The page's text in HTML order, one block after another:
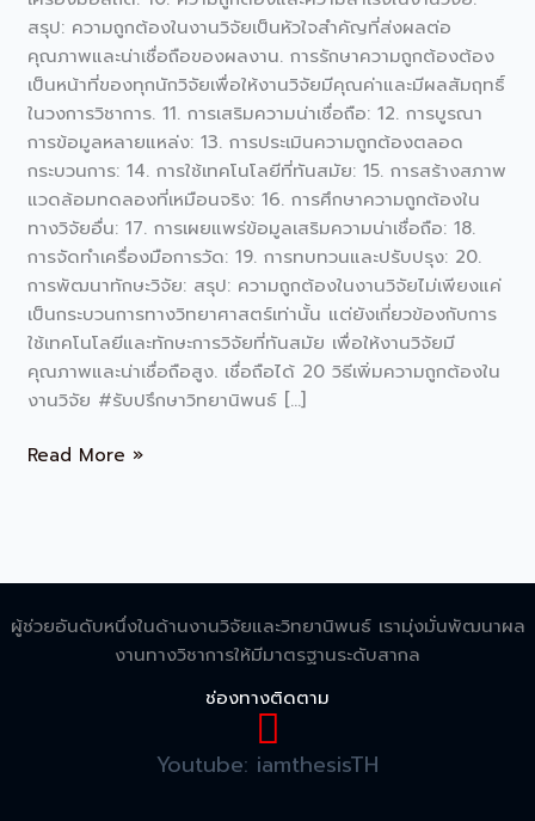
สรุป: ความถูกต้องในงานวิจัยเป็นหัวใจสำคัญที่ส่งผลต่อ
คุณภาพและน่าเชื่อถือของผลงาน. การรักษาความถูกต้องต้อง
เป็นหน้าที่ของทุกนักวิจัยเพื่อให้งานวิจัยมีคุณค่าและมีผลสัมฤทธิ์
ในวงการวิชาการ. 11. การเสริมความน่าเชื่อถือ: 12. การบูรณา
การข้อมูลหลายแหล่ง: 13. การประเมินความถูกต้องตลอด
กระบวนการ: 14. การใช้เทคโนโลยีที่ทันสมัย: 15. การสร้างสภาพ
แวดล้อมทดลองที่เหมือนจริง: 16. การศึกษาความถูกต้องใน
ทางวิจัยอื่น: 17. การเผยแพร่ข้อมูลเสริมความน่าเชื่อถือ: 18.
การจัดทำเครื่องมือการวัด: 19. การทบทวนและปรับปรุง: 20.
การพัฒนาทักษะวิจัย: สรุป: ความถูกต้องในงานวิจัยไม่เพียงแค่
เป็นกระบวนการทางวิทยาศาสตร์เท่านั้น แต่ยังเกี่ยวข้องกับการ
ใช้เทคโนโลยีและทักษะการวิจัยที่ทันสมัย เพื่อให้งานวิจัยมี
คุณภาพและน่าเชื่อถือสูง. เชื่อถือได้ 20 วิธีเพิ่มความถูกต้องใน
งานวิจัย #รับปรึกษาวิทยานิพนธ์ […]
Read More »
ผู้ช่วยอันดับหนึ่งในด้านงานวิจัยและวิทยานิพนธ์ เรามุ่งมั่นพัฒนาผล
งานทางวิชาการให้มีมาตรฐานระดับสากล
ช่องทางติดตาม
Youtube: iamthesisTH